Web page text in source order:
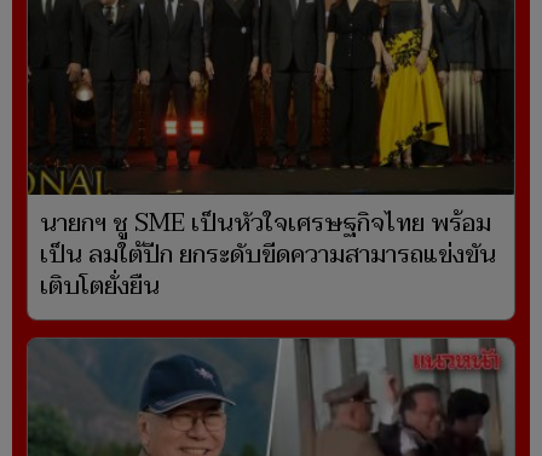
นายกฯ ชู SME เป็นหัวใจเศรษฐกิจไทย พร้อม
เป็น ลมใต้ปีก ยกระดับขีดความสามารถแข่งขัน
เติบโตยั่งยืน